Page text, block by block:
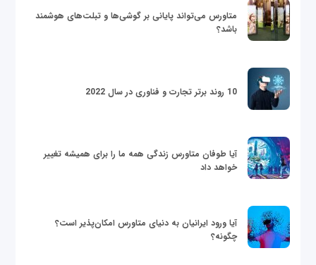
متاورس می‌تواند پایانی بر گوشی‌ها و تبلت‌های هوشمند
باشد؟
10 روند برتر تجارت و فناوری در سال 2022
آیا طوفان متاورس زندگی همه ما را برای همیشه تغییر
خواهد داد
آیا ورود ایرانیان به دنیای متاورس امکان‌پذیر است؟
چگونه؟